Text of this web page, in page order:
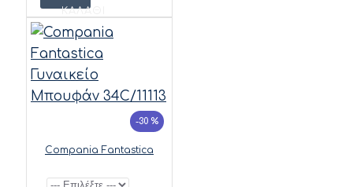
ΚΑΛΆΘΙ
-30 %
Compania Fantastica